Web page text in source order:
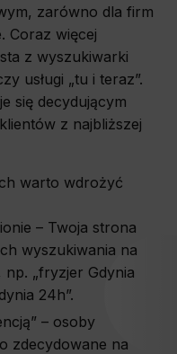
zarówno dla firm
Coraz więcej
z wyszukiwarki
usługi „tu i teraz”.
się decydującym
z najbliższej
warto wdrożyć
– Twoja strona
wyszukiwania na
np. „fryzjer Gdynia
24h”.
– osoby
zdecydowane na